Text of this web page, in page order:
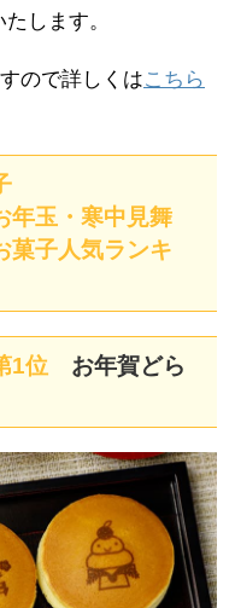
します。
ので詳しくはこちら
年玉・寒中見舞
菓子人気ランキ
1位 お年賀どら